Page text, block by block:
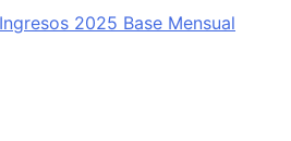
2025 Base Mensual